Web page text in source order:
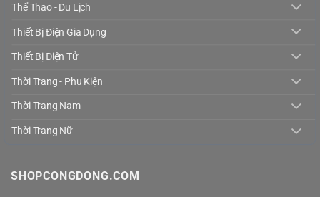
Thể Thao - Du Lịch
Thiết Bị Điện Gia Dụng
Thiết Bị Điện Tử
Thời Trang - Phụ Kiện
Thời Trang Nam
Thời Trang Nữ
SHOPCONGDONG.COM